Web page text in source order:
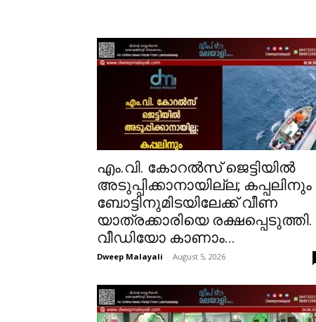
​എം.വി. കോറൽസ് ജെട്ടിയിൽ
അടുപ്പിക്കാനായില്ല; കപ്പലിനും
ബോട്ടിനുമിടയിലേക്ക് വീണ
യാത്രക്കാരിയെ രക്ഷപ്പെടുത്തി.
വീഡിയോ കാണാം...
Dweep Malayali - August 5, 2026